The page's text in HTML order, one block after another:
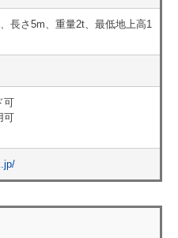
長さ5m、重量2t、最低地上高1
可
可